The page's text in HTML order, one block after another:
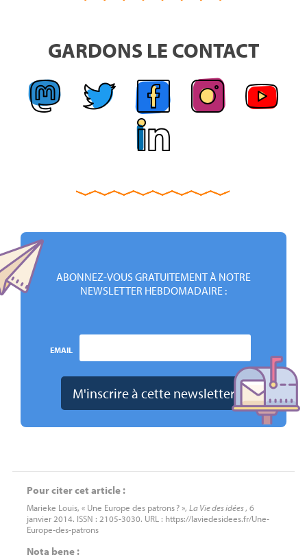
GARDONS LE CONTACT
ABONNEZ-VOUS GRATUITEMENT À NOTRE
NEWSLETTER HEBDOMADAIRE :
EMAIL
Pour citer cet article :
Marieke Louis, « Une Europe des patrons ? », La Vie des idées, 6
janvier 2014. ISSN : 2105-3030. URL : https://laviedesidees.fr/Une-
Europe-des-patrons
Nota bene :